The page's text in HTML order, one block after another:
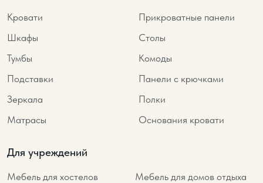
Кровати
Прикроватные панели
Шкафы
Столы
Тумбы
Комоды
Подставки
Панели с крючками
Зеркала
Полки
Матрасы
Основания кровати
Для учреждений
Мебель для хостелов
Мебель для домов отдыха